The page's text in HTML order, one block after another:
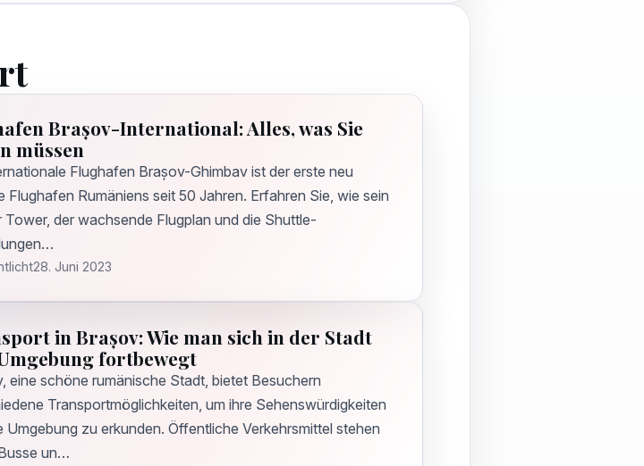
Brașov-International: Alles, was Sie
müssen
Flughafen Brașov-Ghimbav ist der erste neu
Flughafen Rumäniens seit 50 Jahren. Erfahren Sie, wie sein
Tower, der wachsende Flugplan und die Shuttle-
28. Juni 2023
in Brașov: Wie man sich in der Stadt
fortbewegt
eine schöne rumänische Stadt, bietet Besuchern
Transportmöglichkeiten, um ihre Sehenswürdigkeiten
Umgebung zu erkunden. Öffentliche Verkehrsmittel stehen
un…